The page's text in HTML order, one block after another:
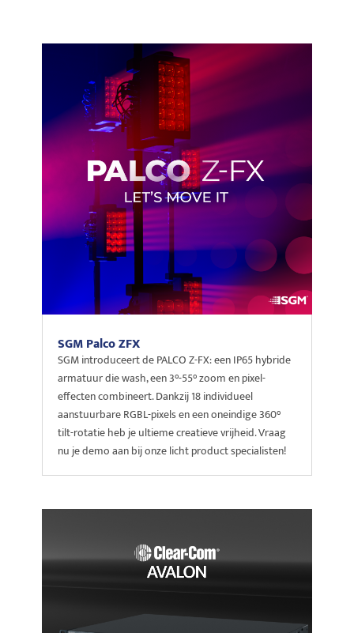
SGM Palco ZFX
SGM introduceert de PALCO Z-FX: een IP65 hybride
armatuur die wash, een 3°-55° zoom en pixel-
effecten combineert. Dankzij 18 individueel
aanstuurbare RGBL-pixels en een oneindige 360°
tilt-rotatie heb je ultieme creatieve vrijheid. Vraag
nu je demo aan bij onze licht product specialisten!